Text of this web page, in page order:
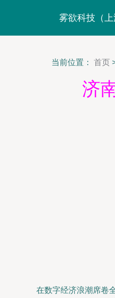
雾欲科技（
当前位置： 首页
济
在数字经济浪潮席卷